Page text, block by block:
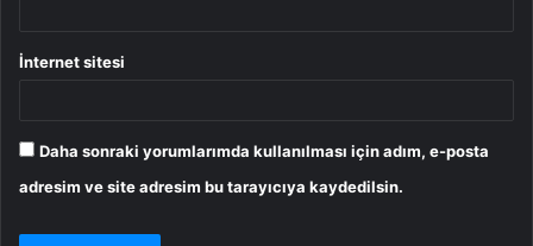
İnternet sitesi
Daha sonraki yorumlarımda kullanılması için adım, e-posta
adresim ve site adresim bu tarayıcıya kaydedilsin.